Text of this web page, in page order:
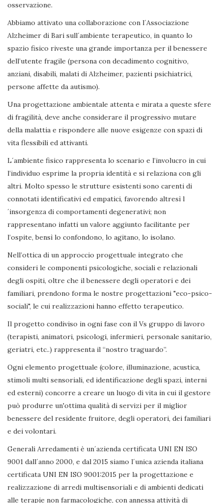
osservazione.
Abbiamo attivato una collaborazione con l´Associazione
Alzheimer di Bari sull´ambiente terapeutico, in quanto lo
spazio fisico riveste una grande importanza per il benessere
dell’utente fragile (persona con decadimento cognitivo,
anziani, disabili, malati di Alzheimer, pazienti psichiatrici,
persone affette da autismo).
Una progettazione ambientale attenta e mirata a queste sfere
di fragilità, deve anche considerare il progressivo mutare
della malattia e rispondere alle nuove esigenze con spazi di
vita flessibili ed attivanti.
L´ambiente fisico rappresenta lo scenario e l’involucro in cui
l’individuo esprime la propria identità e si relaziona con gli
altri. Molto spesso le strutture esistenti sono carenti di
connotati identificativi ed empatici, favorendo altresì l
´insorgenza di comportamenti degenerativi; non
rappresentano infatti un valore aggiunto facilitante per
l’ospite, bensì lo confondono, lo agitano, lo isolano.
Nell’ottica di un approccio progettuale integrato che
consideri le componenti psicologiche, sociali e relazionali
degli ospiti, oltre che il benessere degli operatori e dei
familiari, prendono forma le nostre progettazioni "eco-psico-
sociali", le cui realizzazioni hanno effetto terapeutico.
Il progetto condiviso in ogni fase con il Vs gruppo di lavoro
(terapisti, animatori, psicologi, infermieri, personale sanitario,
geriatri, etc..) rappresenta il “nostro traguardo”.
Ogni elemento progettuale (colore, illuminazione, acustica,
stimoli multi sensoriali, ed identificazione degli spazi, interni
ed esterni) concorre a creare un luogo di vita in cui il gestore
può produrre un'ottima qualità di servizi per il miglior
benessere del residente fruitore, degli operatori, dei familiari
e dei volontari.
Generali Arredamenti è un´azienda certificata UNI EN ISO
9001 dall´anno 2000, e dal 2015 siamo l´unica azienda italiana
certificata UNI EN ISO 9001:2015 per la progettazione e
realizzazione di arredi multisensoriali e di ambienti dedicati
alle terapie non farmacologiche, con annessa attività di